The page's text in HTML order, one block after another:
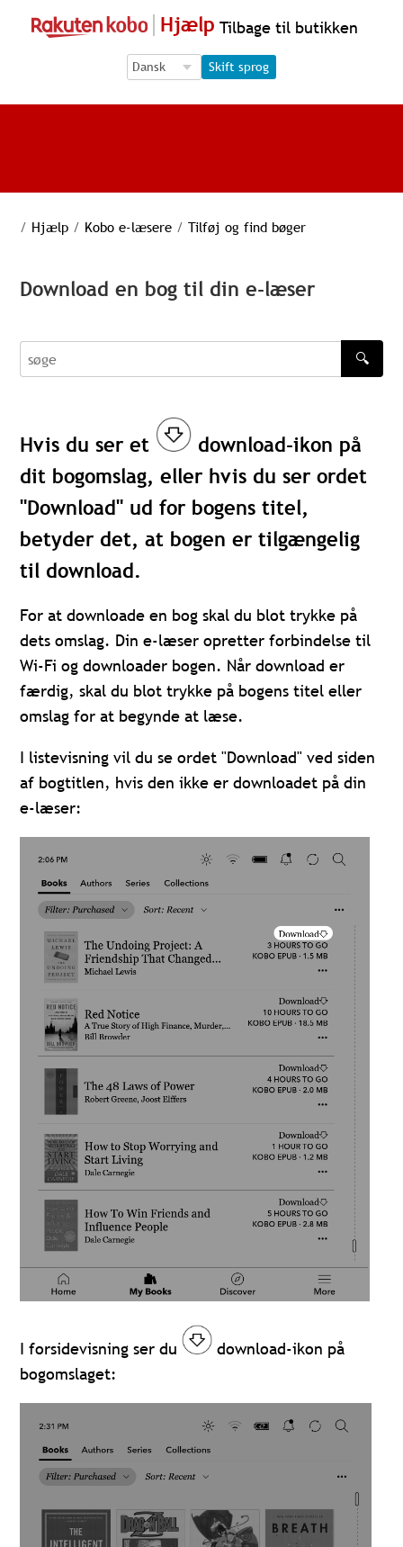
Hjælp Tilbage til butikken
Language Selection
Language Selection
Skift sprog
/ Hjælp / Kobo e-læsere / Tilføj og find bøger
Download en bog til din e-læser
søge
🔍
Hvis du ser et
download-ikon på
dit bogomslag, eller hvis du ser ordet
"Download" ud for bogens titel,
betyder det, at bogen er tilgængelig
til download.
For at downloade en bog skal du blot trykke på
dets omslag. Din e-læser opretter forbindelse til
Wi-Fi og downloader bogen. Når download er
færdig, skal du blot trykke på bogens titel eller
omslag for at begynde at læse.
I listevisning vil du se ordet "Download" ved siden
af bogtitlen, hvis den ikke er downloadet på din
e-læser:
I forsidevisning ser du
download-ikon på
bogomslaget: